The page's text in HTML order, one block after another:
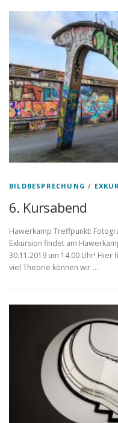
BILDBESPRECHUNG /
6. Kursabend
Hawerkamp Treffpunkt:
Exkursion findet am
30.11.2019 um 14.00 Uhr!
viel Theorie können wir …